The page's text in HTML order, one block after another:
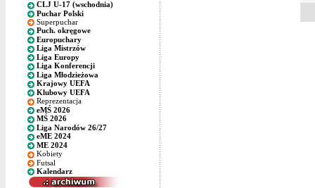
CLJ U-17 (wschodnia)
Puchar Polski
Superpuchar
Puch. okręgowe
Europuchary
Liga Mistrzów
Liga Europy
Liga Konferencji
Liga Młodzieżowa
Krajowy UEFA
Klubowy UEFA
Reprezentacja
eMŚ 2026
MŚ 2026
Liga Narodów 26/27
eME 2024
ME 2024
Kobiety
Futsal
Kalendarz